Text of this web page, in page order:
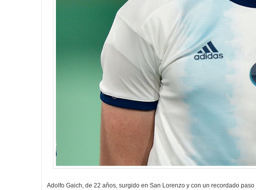
Adolfo Gaich, de 22 años, surgido en San Lorenzo y con un recordado